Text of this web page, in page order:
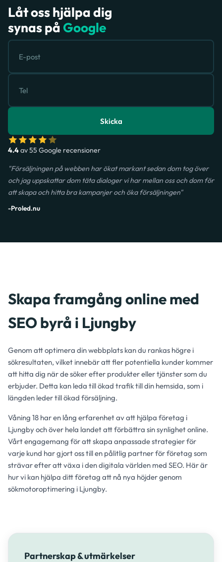
Låt oss hjälpa dig
synas på Google
Skicka
4.4av 55 Google recensioner
"Försäljningen på webben har ökat markant sedan dom tog över
och jag uppskattar dom täta dialoger vi har mellan oss och dom för
att skapa och hitta bra kampanjer och öka försäljningen"
-Proled.nu
Skapa framgång online med
SEO byrå i Ljungby
Genom att optimera din webbplats kan du rankas högre i
sökresultaten, vilket innebär att fler potentiella kunder kommer
att hitta dig när de söker efter produkter eller tjänster som du
erbjuder. Detta kan leda till ökad trafik till din hemsida, som i
längden leder till ökad försäljning.
Våning 18 har en lång erfarenhet av att hjälpa företag i
Ljungby och över hela landet att förbättra sin synlighet online.
Vårt engagemang för att skapa anpassade strategier för
varje kund har gjort oss till en pålitlig partner för företag som
strävar efter att växa i den digitala världen med SEO. Här är
hur vi kan hjälpa ditt företag att nå nya höjder genom
sökmotoroptimering i Ljungby.
Partnerskap & utmärkelser